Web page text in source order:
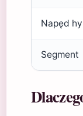
Napęd
Segment